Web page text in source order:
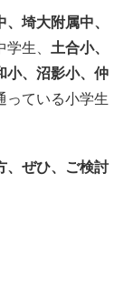
、埼大附属中、
生、 土合小、
小、沼影小、仲
っている小学生
ぜひ、ご検討